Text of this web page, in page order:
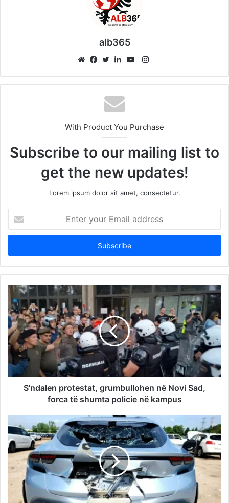
alb365
Instagram
With Product You Purchase
Subscribe to our mailing list to
get the new updates!
Lorem ipsum dolor sit amet, consectetur.
your
Email
S'ndalen protestat, grumbullohen në Novi Sad,
forca të shumta policie në kampus